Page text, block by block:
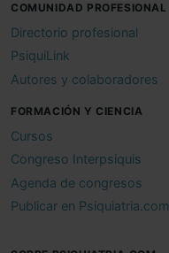
COMUNIDAD PROFESIONAL
Directorio profesional
PsiquiLink
Autores y colaboradores
FORMACIÓN Y CIENCIA
Cursos
Congreso Interpsiquis
Agenda de congresos
Publicar en Psiquiatria.com